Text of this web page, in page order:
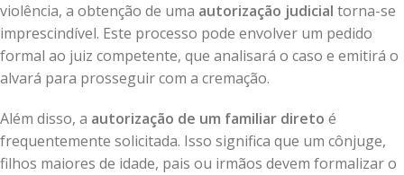
violência, a obtenção de uma autorização judicial torna-se
imprescindível. Este processo pode envolver um pedido
formal ao juiz competente, que analisará o caso e emitirá o
alvará para prosseguir com a cremação.
Além disso, a autorização de um familiar direto é
frequentemente solicitada. Isso significa que um cônjuge,
filhos maiores de idade, pais ou irmãos devem formalizar o